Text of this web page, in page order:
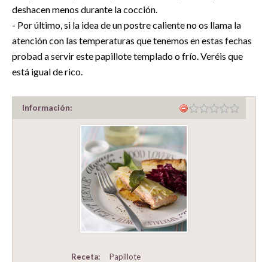
deshacen menos durante la cocción.
- Por último, si la idea de un postre caliente no os llama la
atención con las temperaturas que tenemos en estas fechas
probad a servir este papillote templado o frío. Veréis que
está igual de rico.
Información:
Receta:
Papillote